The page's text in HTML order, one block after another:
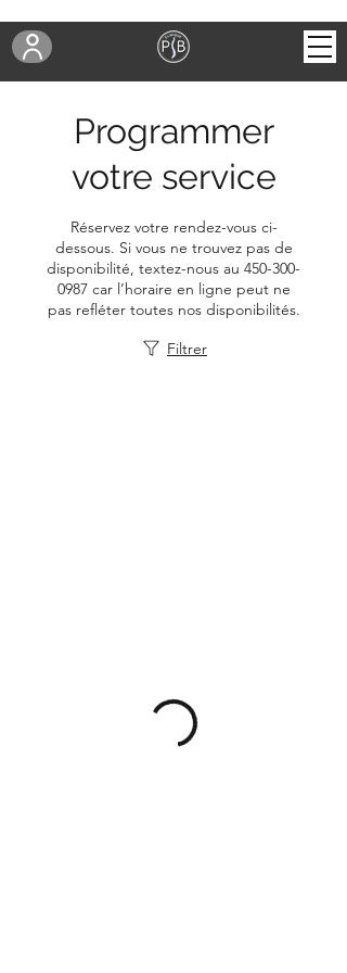
Programmer
votre service
Réservez votre rendez-vous ci-
dessous. Si vous ne trouvez pas de
disponibilité, textez-nous au 450-300-
0987 car l’horaire en ligne peut ne
pas refléter toutes nos disponibilités.
Filtrer